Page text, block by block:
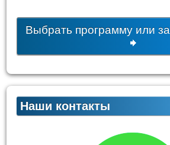
Выбрать программу или
Наши контакты